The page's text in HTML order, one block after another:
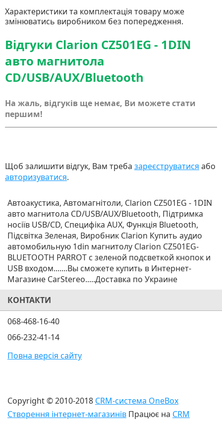
Характеристики та комплектація товару може
змінюватись виробником без попередження.
Відгуки Clarion CZ501EG - 1DIN
авто магнитола
CD/USB/AUX/Bluetooth
На жаль, відгуків ще немає, Ви можете стати
першим!
Щоб залишити відгук, Вам треба зареєструватися або
авторизуватися.
Автоакустика, Автомагнітоли, Clarion CZ501EG - 1DIN
авто магнитола CD/USB/AUX/Bluetooth, Підтримка
носіїв USB/CD, Специфіка AUX, Функція Bluetooth,
Підсвітка Зеленая, Виробник Clarion Купить аудио
автомобильную 1din магнитолу Clarion CZ501EG-
BLUETOOTH PARROT с зеленой подсветкой кнопок и
USB входом.......Вы сможете купить в Интернет-
Магазине CarStereo.....Доставка по Украине
КОНТАКТИ
068-468-16-40
066-232-41-14
Повна версія сайту
Copyright © 2010-2018 CRM-система OneBox
Створення інтернет-магазинів Працює на CRM